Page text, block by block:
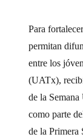
Para
permitan
entre los
(UATx),
de la
como parte
de la Primera